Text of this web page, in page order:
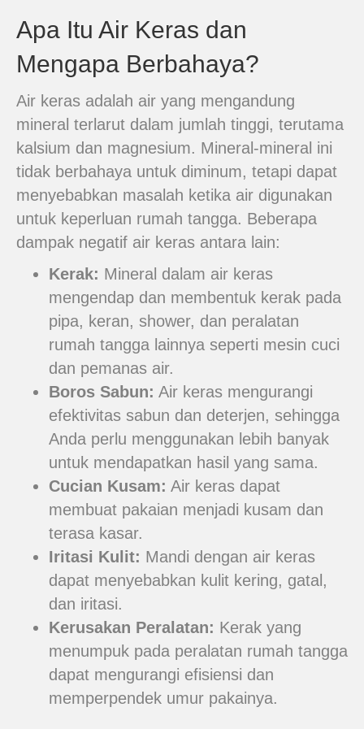
Apa Itu Air Keras dan
Mengapa Berbahaya?
Air keras adalah air yang mengandung
mineral terlarut dalam jumlah tinggi, terutama
kalsium dan magnesium. Mineral-mineral ini
tidak berbahaya untuk diminum, tetapi dapat
menyebabkan masalah ketika air digunakan
untuk keperluan rumah tangga. Beberapa
dampak negatif air keras antara lain:
Kerak: Mineral dalam air keras
mengendap dan membentuk kerak pada
pipa, keran, shower, dan peralatan
rumah tangga lainnya seperti mesin cuci
dan pemanas air.
Boros Sabun: Air keras mengurangi
efektivitas sabun dan deterjen, sehingga
Anda perlu menggunakan lebih banyak
untuk mendapatkan hasil yang sama.
Cucian Kusam: Air keras dapat
membuat pakaian menjadi kusam dan
terasa kasar.
Iritasi Kulit: Mandi dengan air keras
dapat menyebabkan kulit kering, gatal,
dan iritasi.
Kerusakan Peralatan: Kerak yang
menumpuk pada peralatan rumah tangga
dapat mengurangi efisiensi dan
memperpendek umur pakainya.